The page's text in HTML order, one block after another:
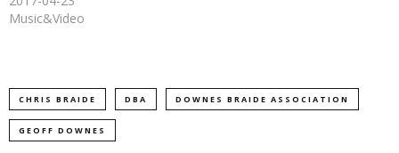
Music&Video
CHRIS BRAIDE DBA DOWNES BRAIDE ASSOCIATION
GEOFF DOWNES